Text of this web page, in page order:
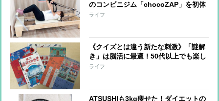
のコンビニジム「chocoZAP」を初体
験！7日間通って見えてきた変化と
ライフ
《クイズとは違う新たな刺激》「謎解
き」は脳活に最適！50代以上でも楽し
める「自宅で謎解き」「謎解き街歩
ライフ
ATSUSHIも3kg痩せた！ダイエットの